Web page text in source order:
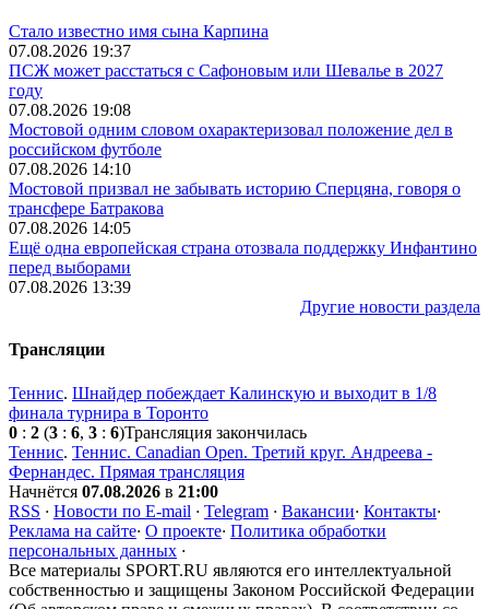
Стало известно имя сына Карпина
07.08.2026 19:37
ПСЖ может расстаться с Сафоновым или Шевалье в 2027
году
07.08.2026 19:08
Мостовой одним словом охарактеризовал положение дел в
российском футболе
07.08.2026 14:10
Мостовой призвал не забывать историю Сперцяна, говоря о
трансфере Батракова
07.08.2026 14:05
Ещё одна европейская страна отозвала поддержку Инфантино
перед выборами
07.08.2026 13:39
Другие новости раздела
Трансляции
Теннис. Шнайдер побеждает Калинскую и выходит в 1/8
финала турнира в Торонто
0 : 2 (3 : 6, 3 : 6)Трансляция закончилась
Теннис. Теннис. Canadian Open. Третий круг. Андреева -
Фернандес. Прямая трансляция
Начнётся 07.08.2026 в 21:00
RSS · Новости по E-mail · Telegram · Вакансии· Контакты·
Реклама на сайте· О проекте· Политика обработки
персональных данных ·
Все материалы SPORT.RU являются его интеллектуальной
собственностью и защищены Законом Российской Федерации